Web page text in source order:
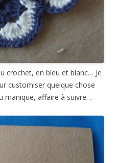
crochet, en bleu et blanc… Je
customiser quelque chose
manique, affaire à suivre…